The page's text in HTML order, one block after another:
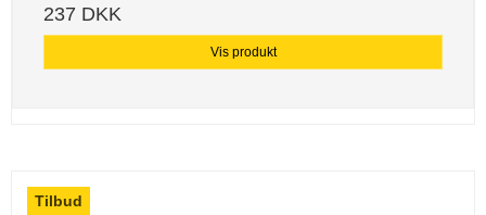
237 DKK
Vis produkt
Tilbud